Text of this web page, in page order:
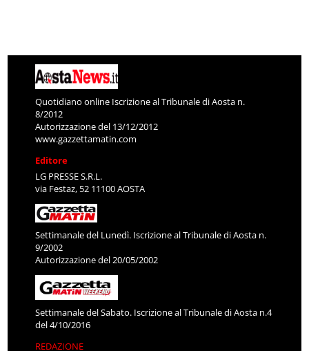
Quotidiano online Iscrizione al Tribunale di Aosta n.
8/2012
Autorizzazione del 13/12/2012
www.gazzettamatin.com
Editore
LG PRESSE S.R.L.
via Festaz, 52 11100 AOSTA
Settimanale del Lunedì. Iscrizione al Tribunale di Aosta n.
9/2002
Autorizzazione del 20/05/2002
Settimanale del Sabato. Iscrizione al Tribunale di Aosta n.4
del 4/10/2016
REDAZIONE